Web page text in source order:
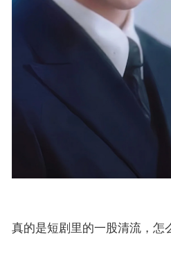
真的是短剧里的一股清流，怎